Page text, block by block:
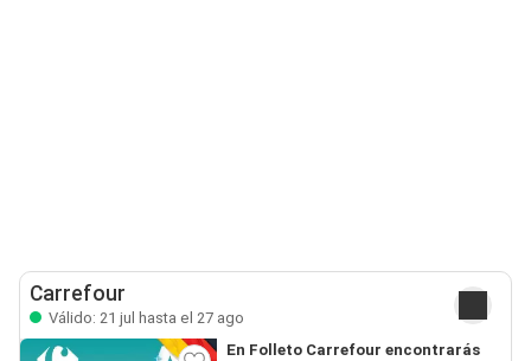
Carrefour
Válido: 21 jul hasta el 27 ago
En Folleto Carrefour encontrarás